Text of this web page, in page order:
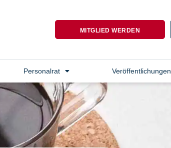
MITGLIED WERDEN
Personalrat Veröffentlichungen